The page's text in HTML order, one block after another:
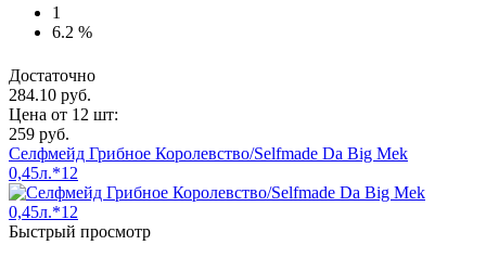
1
6.2 %
Достаточно
284.10 руб.
Цена от 12 шт:
259 руб.
Селфмейд Грибное Королевство/Selfmade Da Big Mek
0,45л.*12
Быстрый просмотр